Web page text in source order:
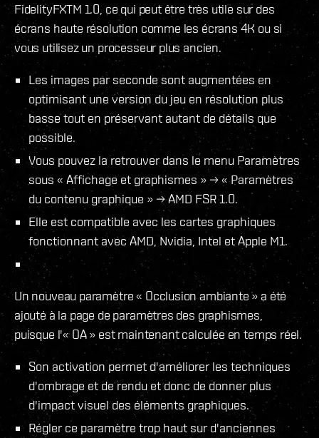
FidelityFXTM 1.0, ce qui peut être très utile sur des
écrans haute résolution comme les écrans 4K ou si
vous utilisez un processeur plus ancien.
Les images par seconde sont augmentées en
optimisant une version du jeu en résolution plus
basse tout en préservant autant de détails que
possible.
Vous pouvez la retrouver dans le menu Paramètres
sous « Affichage et graphismes » → « Paramètres
du contenu graphique » → AMD FSR 1.0.
Elle est compatible avec les cartes graphiques
fonctionnant avec AMD, Nvidia, Intel et Apple M1.
Un nouveau paramètre « Occlusion ambiante » a été
ajouté à la page de paramètres des graphismes,
puisque l'« OA » est maintenant calculée en temps réel.
Son activation permet d'améliorer les techniques
d'ombrage et de rendu et donc de donner plus
d'impact visuel des éléments graphiques.
Régler ce paramètre trop haut sur d'anciennes